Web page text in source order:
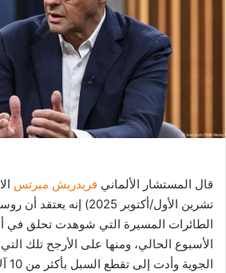
د
ا
إ
ت
ن
ي
ا
قال المستشار الألماني فريدريش ميرتس
تشرين الأول/أكتوبر 2025)
الطائرات المسيرة التي شوهدت تحلق في
الأسبوع الحالي، ومنها على الأرجح تلك